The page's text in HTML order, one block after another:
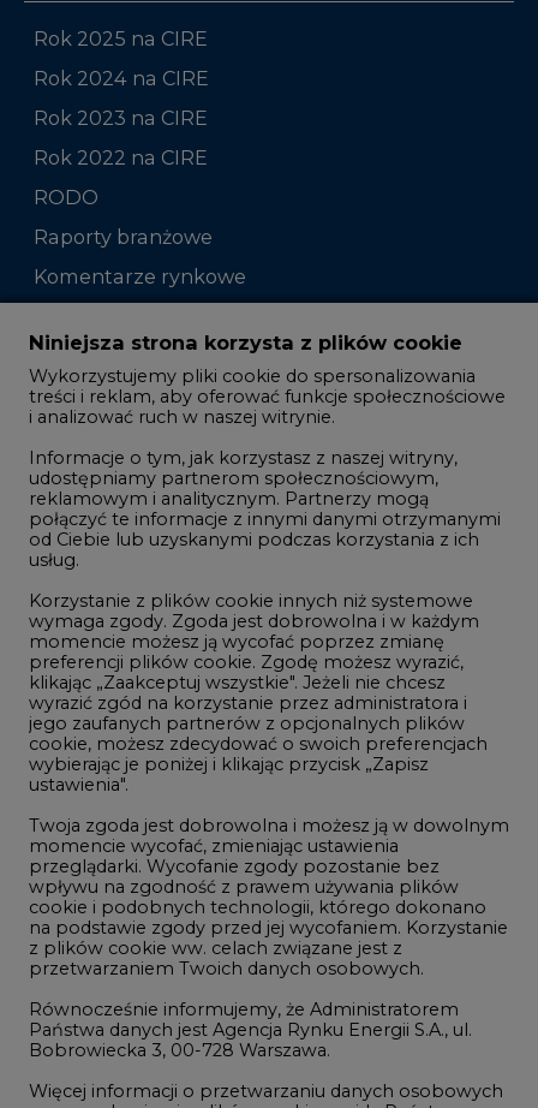
Rok 2025 na CIRE
Rok 2024 na CIRE
Rok 2023 na CIRE
Rok 2022 na CIRE
RODO
Raporty branżowe
Komentarze rynkowe
Zmiany kadrowe na rynku
Studio CIRE
Rozmowy o energetyce
Gospodarka
Geopolityka
LTE450
Innowacje i AI
Telekomunikacja i IT
Handel emisjami CO2
Wodór
Górnictwo
Atom
Fotowoltaika
Offshore wind
Zielone samorządy
Zielona gospodarka
Niniejsza strona korzysta z plików cookie
Wykorzystujemy pliki cookie do spersonalizowania
treści i reklam, aby oferować funkcje społecznościowe
i analizować ruch w naszej witrynie.
Informacje o tym, jak korzystasz z naszej witryny,
udostępniamy partnerom społecznościowym,
reklamowym i analitycznym. Partnerzy mogą
połączyć te informacje z innymi danymi otrzymanymi
od Ciebie lub uzyskanymi podczas korzystania z ich
usług.
Korzystanie z plików cookie innych niż systemowe
wymaga zgody. Zgoda jest dobrowolna i w każdym
momencie możesz ją wycofać poprzez zmianę
preferencji plików cookie. Zgodę możesz wyrazić,
klikając „Zaakceptuj wszystkie". Jeżeli nie chcesz
wyrazić zgód na korzystanie przez administratora i
jego zaufanych partnerów z opcjonalnych plików
cookie, możesz zdecydować o swoich preferencjach
wybierając je poniżej i klikając przycisk „Zapisz
ustawienia".
Twoja zgoda jest dobrowolna i możesz ją w dowolnym
momencie wycofać, zmieniając ustawienia
przeglądarki. Wycofanie zgody pozostanie bez
wpływu na zgodność z prawem używania plików
cookie i podobnych technologii, którego dokonano
na podstawie zgody przed jej wycofaniem. Korzystanie
z plików cookie ww. celach związane jest z
przetwarzaniem Twoich danych osobowych.
Równocześnie informujemy, że Administratorem
Państwa danych jest Agencja Rynku Energii S.A., ul.
Bobrowiecka 3, 00-728 Warszawa.
Więcej informacji o przetwarzaniu danych osobowych